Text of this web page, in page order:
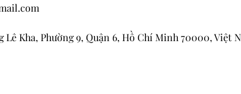
Lê Kha, Phường 9, Quận 6, Hồ Chí Minh 70000, Việt